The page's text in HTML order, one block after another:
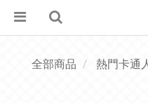
全部商品 熱門卡通